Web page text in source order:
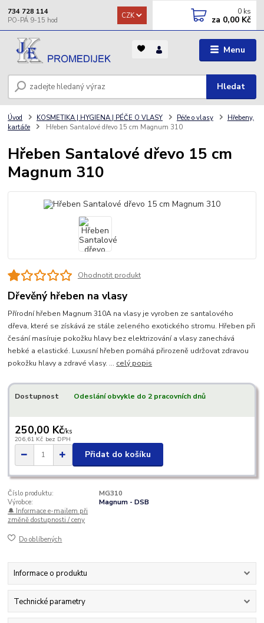
Menu
CZK
Hledat
734 728 114 0 ks
za 0,00 Kč
Úvod KOSMETIKA | HYGIENA | PÉČE O VLASY Péče o vlasy
Hřebeny,
kartáče
Hřeben Santalové dřevo 15 cm Magnum 310
Hřeben Santalové dřevo 15 cm
Magnum 310
Ohodnotit produkt
Dřevěný hřeben na vlasy
Přírodní hřeben Magnum 310A na vlasy je vyroben ze santalového
dřeva, které se získává ze stále zeleného exotického stromu. Hřeben při
česání masíruje pokožku hlavy bez elektrizování a vlasy zanechává
hebké a elastické. Luxusní hřeben pomáhá přirozeně udržovat zdravou
pokožku hlavy a zdravé vlasy. ... celý popis
Dostupnost Odeslání obvykle do 2 pracovních dnů
250,00 Kč/ks
206,61 Kč bez DPH
Přidat do košíku
Číslo produktu:
MG310
Výrobce:
Magnum - DSB
🔔 Informace e-mailem při
změně dostupnosti / ceny
Do oblíbených
Informace o produktu
Technické parametry